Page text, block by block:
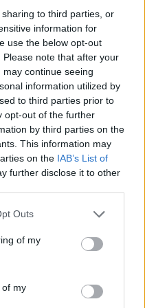
to third parties, or
information for
use the below opt-out
note that after your
continue seeing
information utilized by
to third parties prior to
opt-out of the further
by third parties on the
This information may
on the IAB’s List of
further disclose it to other
Outs
of my
of my
στο
στο